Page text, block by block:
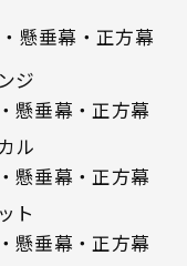
懸垂幕・正方幕
ジ
懸垂幕・正方幕
ル
懸垂幕・正方幕
ト
懸垂幕・正方幕